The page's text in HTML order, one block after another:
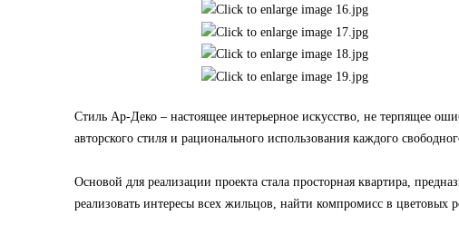
Стиль Ар-Деко – настоящее интерьерное искусство, не терпящее
авторского стиля и рационального использования каждого
Основой для реализации проекта стала просторная квартира,
реализовать интересы всех жильцов, найти компромисс в